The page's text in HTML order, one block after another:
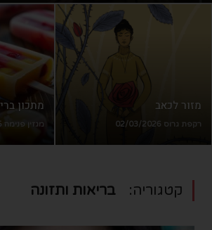
הבולטים בכנסת הנוכחית. היא מכהנת כסגנית
וכיו"ר הוועדה לעניין הקרן לאזרחי ישראלית,
בוועדות החוץ והביטחון,
Read More
מזור לכאב
רקפת גרוס 02/03/2026
מתכון
מגזין פנימה 14/08/2025
קטגוריה: בריאות ותזונה